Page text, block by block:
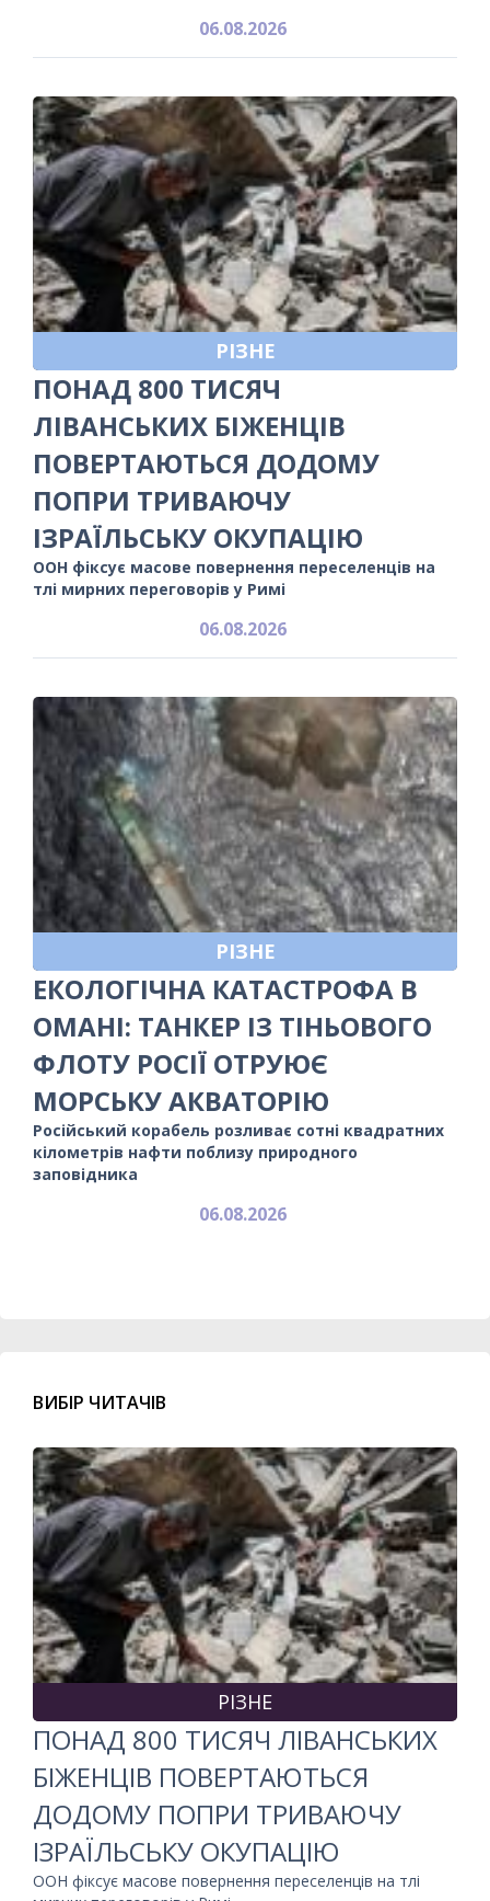
06.08.2026
РІЗНЕ
ПОНАД 800 ТИСЯЧ
ЛІВАНСЬКИХ БІЖЕНЦІВ
ПОВЕРТАЮТЬСЯ ДОДОМУ
ПОПРИ ТРИВАЮЧУ
ІЗРАЇЛЬСЬКУ ОКУПАЦІЮ
ООН фіксує масове повернення переселенців на
тлі мирних переговорів у Римі
06.08.2026
РІЗНЕ
ЕКОЛОГІЧНА КАТАСТРОФА В
ОМАНІ: ТАНКЕР ІЗ ТІНЬОВОГО
ФЛОТУ РОСІЇ ОТРУЮЄ
МОРСЬКУ АКВАТОРІЮ
Російський корабель розливає сотні квадратних
кілометрів нафти поблизу природного
заповідника
06.08.2026
ВИБІР ЧИТАЧІВ
РІЗНЕ
ПОНАД 800 ТИСЯЧ ЛІВАНСЬКИХ
БІЖЕНЦІВ ПОВЕРТАЮТЬСЯ
ДОДОМУ ПОПРИ ТРИВАЮЧУ
ІЗРАЇЛЬСЬКУ ОКУПАЦІЮ
ООН фіксує масове повернення переселенців на тлі